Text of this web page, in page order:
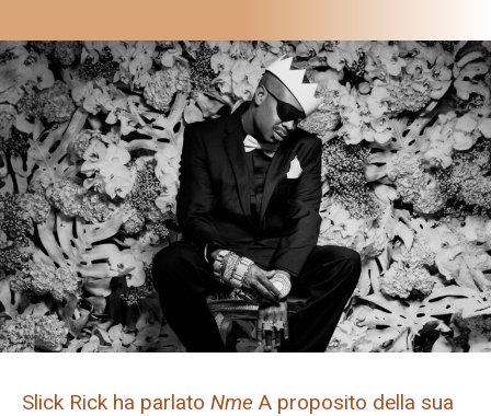
Slick Rick ha parlato Nme A proposito della sua